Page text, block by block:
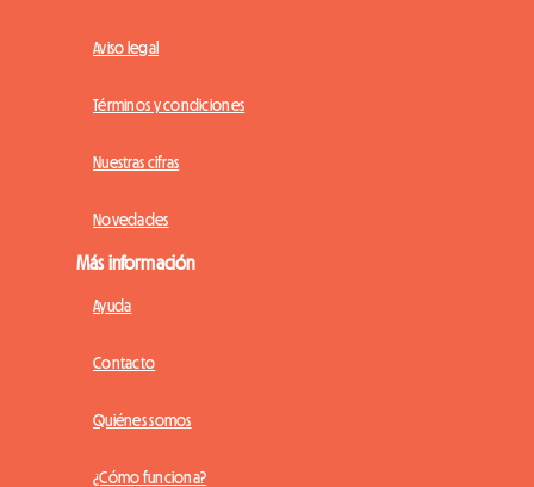
Aviso legal
Términos y condiciones
Nuestras cifras
Novedades
Más información
Ayuda
Contacto
Quiénes somos
¿Cómo funciona?